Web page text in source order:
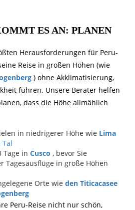
ES AN: PLANEN
Herausforderungen für Peru-
Reise in großen Höhen (wie
) ohne Akklimatisierung,
führen. Unsere Berater helfen
dass die Höhe allmählich
in niedrigerer Höhe wie Lima
Tal
Tage in Cusco , bevor Sie
Tagesausflüge in große Höhen
Orte wie den Titicacasee
Peru-Reise nicht nur schön,